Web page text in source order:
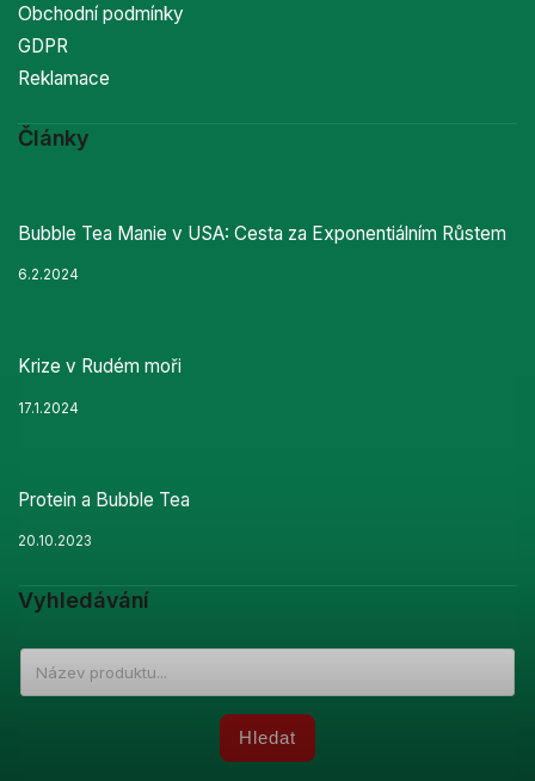
Obchodní podmínky
GDPR
Reklamace
Články
Bubble Tea Manie v USA: Cesta za Exponentiálním Růstem
6.2.2024
Krize v Rudém moři
17.1.2024
Protein a Bubble Tea
20.10.2023
Vyhledávání
Hledat